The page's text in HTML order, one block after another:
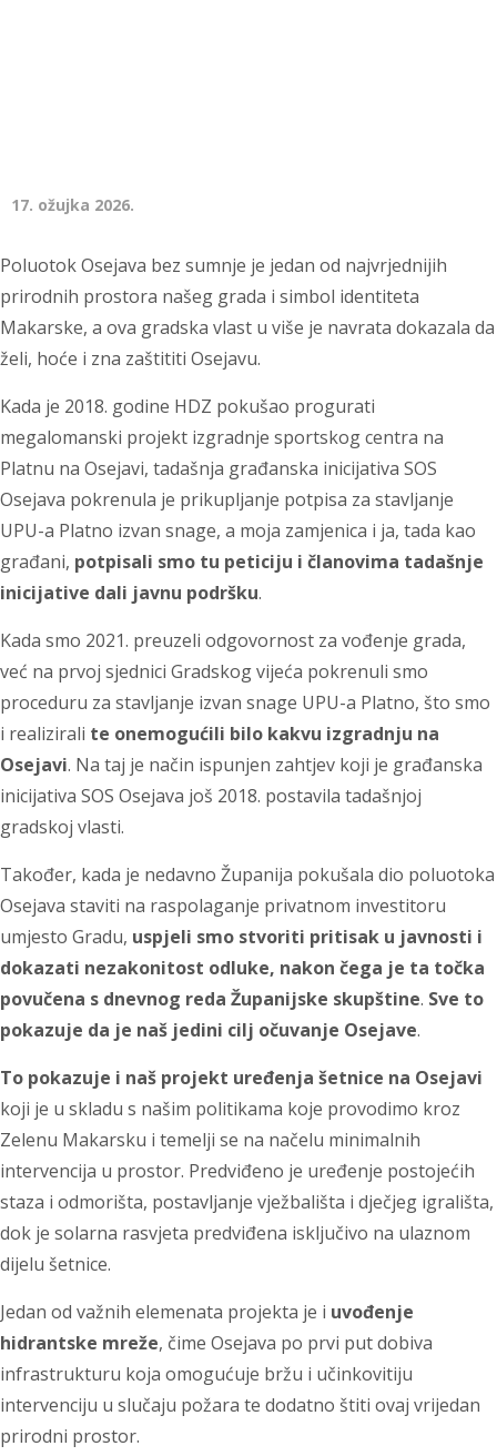
17. ožujka 2026.
Poluotok Osejava bez sumnje je jedan od najvrjednijih
prirodnih prostora našeg grada i simbol identiteta
Makarske, a ova gradska vlast u više je navrata dokazala da
želi, hoće i zna zaštititi Osejavu.
Kada je 2018. godine HDZ pokušao progurati
megalomanski projekt izgradnje sportskog centra na
Platnu na Osejavi, tadašnja građanska inicijativa SOS
Osejava pokrenula je prikupljanje potpisa za stavljanje
UPU-a Platno izvan snage, a moja zamjenica i ja, tada kao
građani, potpisali smo tu peticiju i članovima tadašnje
inicijative dali javnu podršku.
Kada smo 2021. preuzeli odgovornost za vođenje grada,
već na prvoj sjednici Gradskog vijeća pokrenuli smo
proceduru za stavljanje izvan snage UPU-a Platno, što smo
i realizirali te onemogućili bilo kakvu izgradnju na
Osejavi. Na taj je način ispunjen zahtjev koji je građanska
inicijativa SOS Osejava još 2018. postavila tadašnjoj
gradskoj vlasti.
Također, kada je nedavno Županija pokušala dio poluotoka
Osejava staviti na raspolaganje privatnom investitoru
umjesto Gradu, uspjeli smo stvoriti pritisak u javnosti i
dokazati nezakonitost odluke, nakon čega je ta točka
povučena s dnevnog reda Županijske skupštine. Sve to
pokazuje da je naš jedini cilj očuvanje Osejave.
To pokazuje i naš projekt uređenja šetnice na Osejavi
koji je u skladu s našim politikama koje provodimo kroz
Zelenu Makarsku i temelji se na načelu minimalnih
intervencija u prostor. Predviđeno je uređenje postojećih
staza i odmorišta, postavljanje vježbališta i dječjeg igrališta,
dok je solarna rasvjeta predviđena isključivo na ulaznom
dijelu šetnice.
Jedan od važnih elemenata projekta je i uvođenje
hidrantske mreže, čime Osejava po prvi put dobiva
infrastrukturu koja omogućuje bržu i učinkovitiju
intervenciju u slučaju požara te dodatno štiti ovaj vrijedan
prirodni prostor.